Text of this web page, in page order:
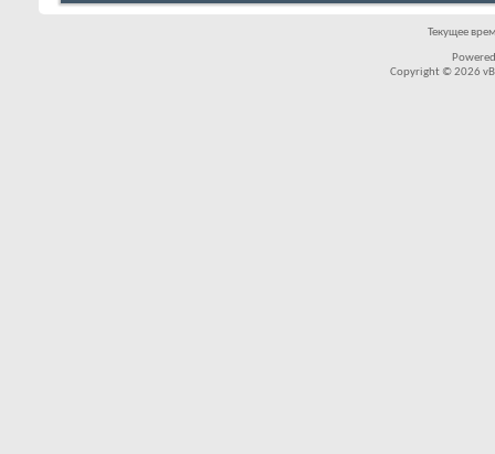
Текущее
Copyright © 2026